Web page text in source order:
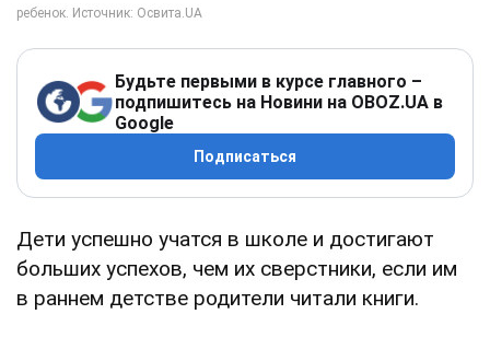
Будьте первыми в курсе главного –
подпишитесь на Новини на OBOZ.UA в
Google
Подписаться
Дети успешно учатся в школе и достигают
больших успехов, чем их сверстники, если им
в раннем детстве родители читали книги.